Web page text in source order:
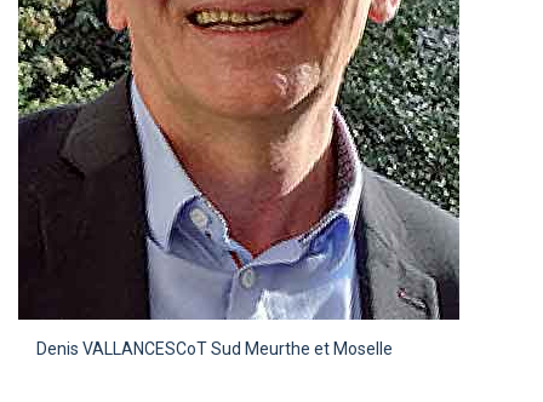
Denis VALLANCESCoT Sud Meurthe et Moselle